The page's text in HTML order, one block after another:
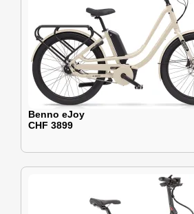
Benno eJoy
CHF 3899